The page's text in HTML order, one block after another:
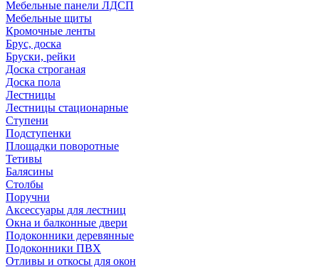
Мебельные панели ЛДСП
Мебельные щиты
Кромочные ленты
Брус, доска
Бруски, рейки
Доска строганая
Доска пола
Лестницы
Лестницы стационарные
Ступени
Подступенки
Площадки поворотные
Тетивы
Балясины
Столбы
Поручни
Аксессуары для лестниц
Окна и балконные двери
Подоконники деревянные
Подоконники ПВХ
Отливы и откосы для окон